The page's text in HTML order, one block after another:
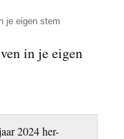
je eigen stem
in je eigen
2024 her-